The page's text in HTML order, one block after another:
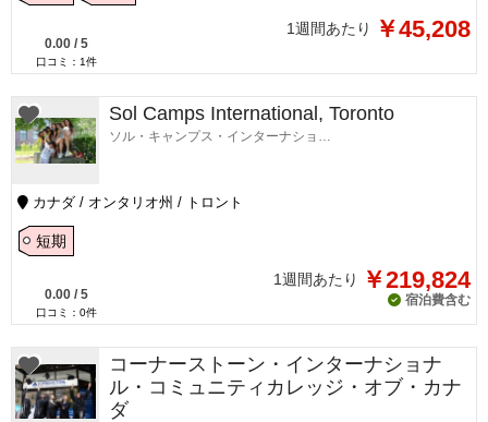
0.00 / 5
口コミ： 1件
1週間あたり ￥45,208
Sol Camps International, Toronto
ソル・キャンプス・インターナショナル・トロント校
カナダ / オンタリオ州 / トロント
短期
0.00 / 5
口コミ： 0件
1週間あたり ￥219,824
宿泊費含む
コーナーストーン・インターナショナ
ル・コミュニティカレッジ・オブ・カナ
ダ